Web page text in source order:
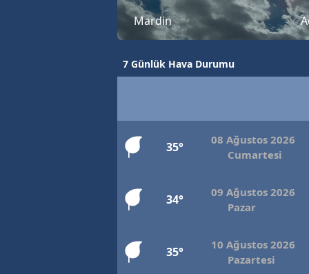
Mardin
7 Günlük Hava Durumu
35°
08 Ağustos 2026
Cumartesi
34°
09 Ağustos 2026
Pazar
35°
10 Ağustos 2026
Pazartesi